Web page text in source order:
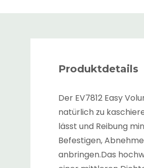
Produktdetails
Der EV7812 Easy
natürlich zu
lässt und Reibung
Befestigen,
anbringen.Das